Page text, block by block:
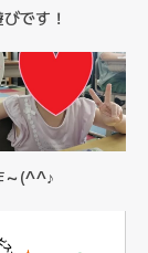
です！
～(^^♪